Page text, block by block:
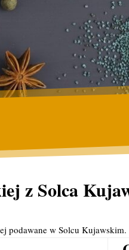
z Solca
podawane w Solcu Kujawskim.